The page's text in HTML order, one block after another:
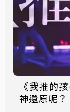
《我推的
神還原呢？